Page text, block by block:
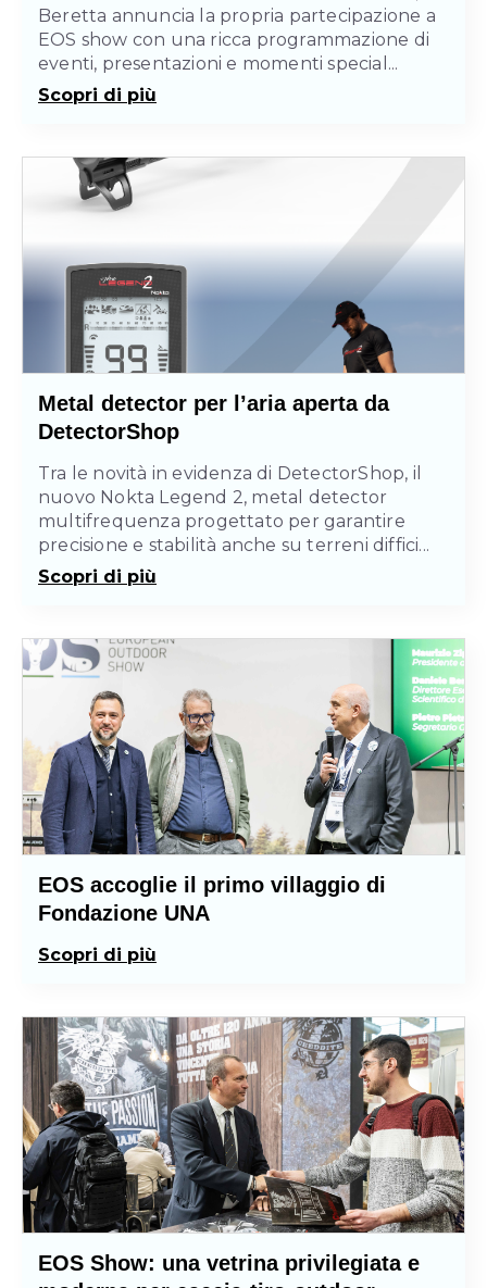
Beretta annuncia la propria partecipazione a
EOS show con una ricca programmazione di
eventi, presentazioni e momenti special...
Scopri di più
Metal detector per l’aria aperta da
DetectorShop
Tra le novità in evidenza di DetectorShop, il
nuovo Nokta Legend 2, metal detector
multifrequenza progettato per garantire
precisione e stabilità anche su terreni diffici...
Scopri di più
EOS accoglie il primo villaggio di
Fondazione UNA
Scopri di più
EOS Show: una vetrina privilegiata e